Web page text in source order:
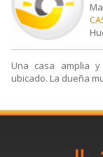
Una casa amplia
ubicado. La dueña